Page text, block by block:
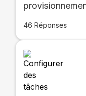
46 Réponses